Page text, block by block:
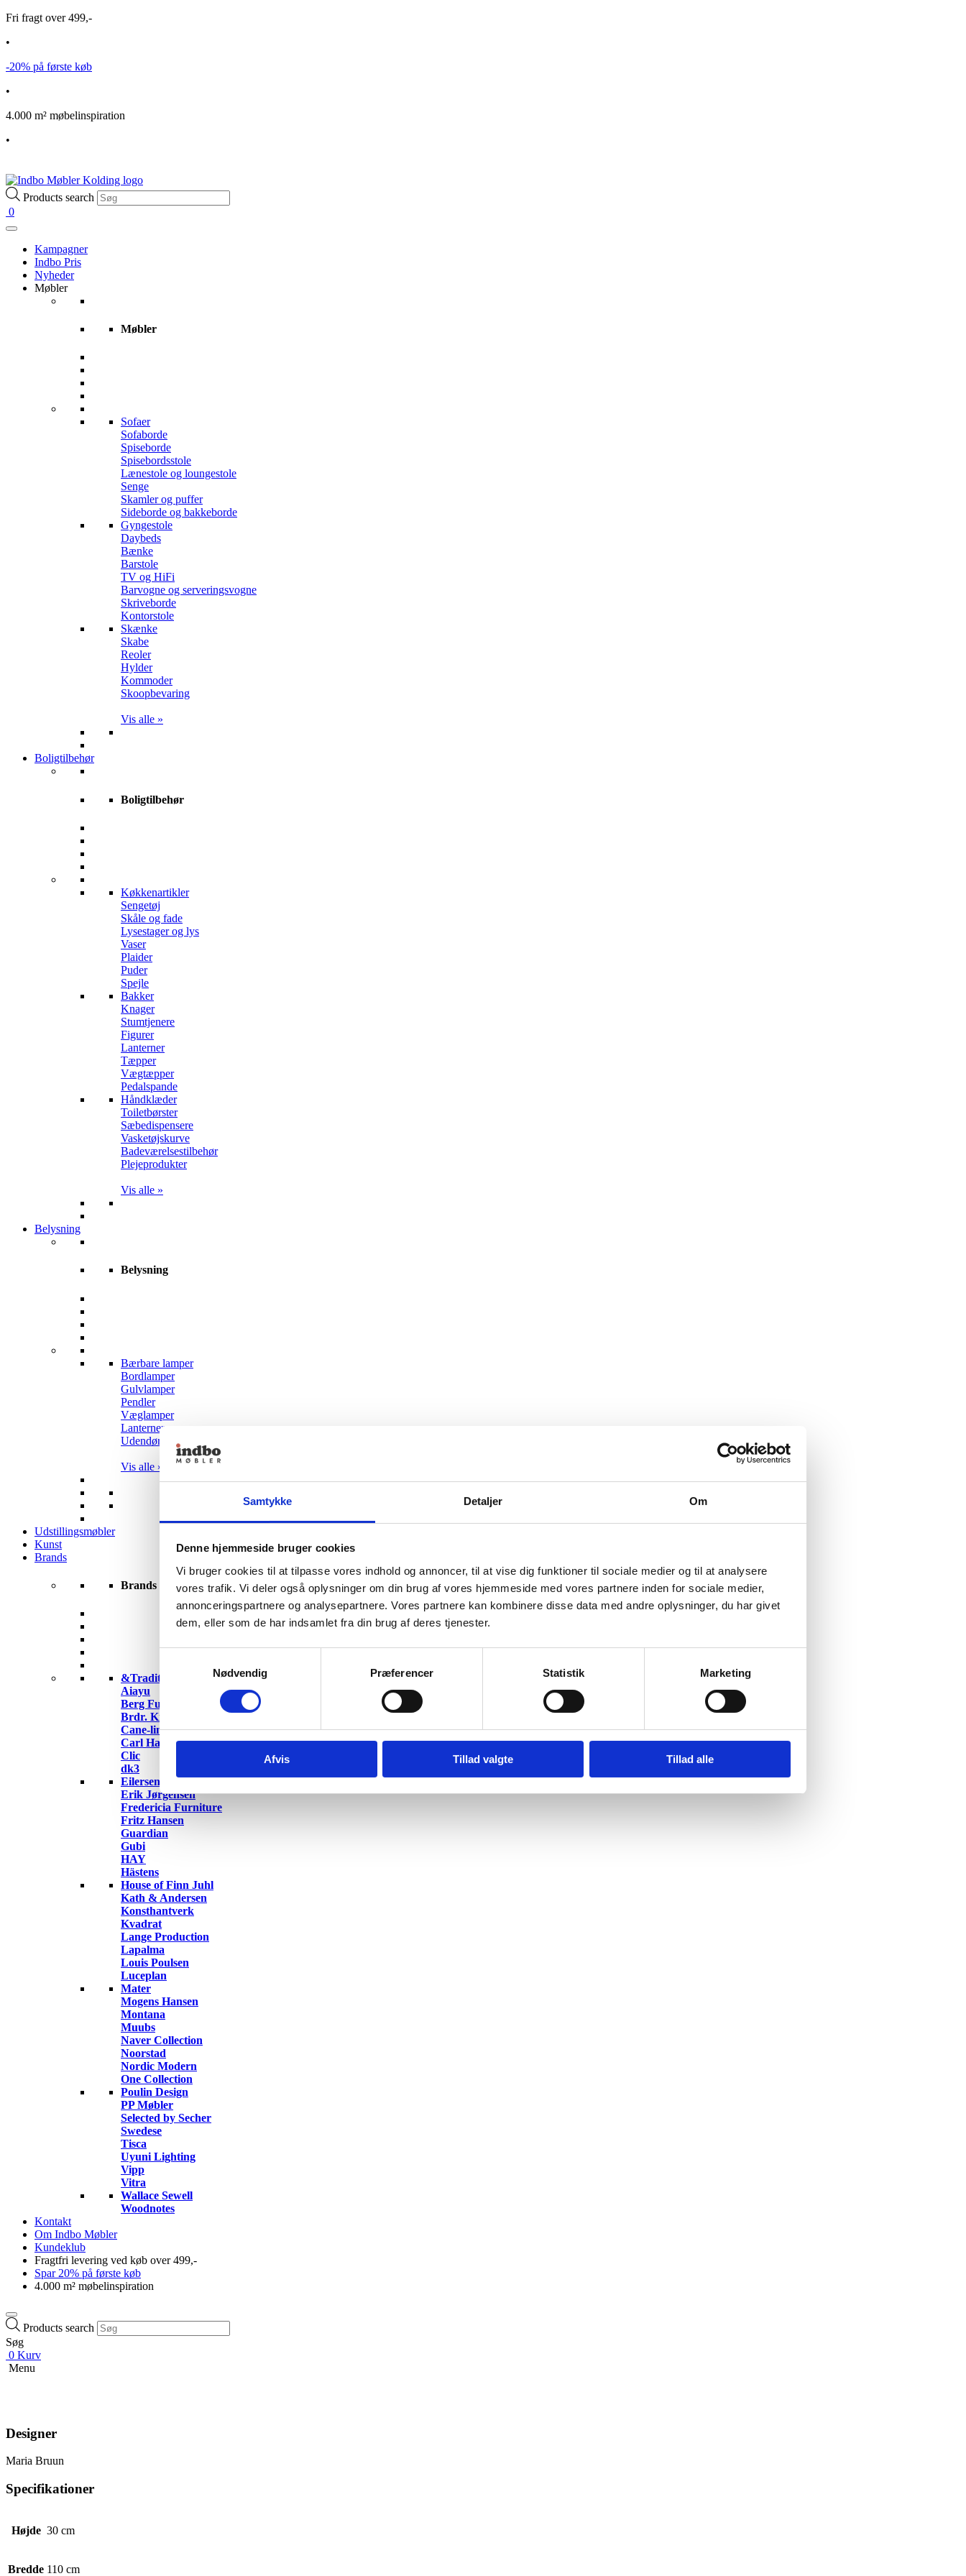
Samtykke Detaljer Om
Denne hjemmeside bruger cookies
Vi bruger cookies til at tilpasse vores indhold og annoncer, til at vise dig funktioner til sociale medier og til at analysere
vores trafik. Vi deler også oplysninger om din brug af vores hjemmeside med vores partnere inden for sociale medier,
annonceringspartnere og analysepartnere. Vores partnere kan kombinere disse data med andre oplysninger, du har givet
dem, eller som de har indsamlet fra din brug af deres tjenester.
Nødvendig
Præferencer Statistik Marketing
Afvis Tillad valgte Tillad alle
Fri fragt over 499,-
•
-20% på første køb
•
4.000 m² møbelinspiration
•
Products search
0
Kampagner
Indbo Pris
Nyheder
Møbler
Møbler
Sofaer
Sofaborde
Spiseborde
Spisebordsstole
Lænestole og loungestole
Senge
Skamler og puffer
Sideborde og bakkeborde
Gyngestole
Daybeds
Bænke
Barstole
TV og HiFi
Barvogne og serveringsvogne
Skriveborde
Kontorstole
Skænke
Skabe
Reoler
Hylder
Kommoder
Skoopbevaring
Vis alle »
Boligtilbehør
Boligtilbehør
Køkkenartikler
Sengetøj
Skåle og fade
Lysestager og lys
Vaser
Plaider
Puder
Spejle
Bakker
Knager
Stumtjenere
Figurer
Lanterner
Tæpper
Vægtæpper
Pedalspande
Håndklæder
Toiletbørster
Sæbedispensere
Vasketøjskurve
Badeværelsestilbehør
Plejeprodukter
Vis alle »
Belysning
Belysning
Bærbare lamper
Bordlamper
Gulvlamper
Pendler
Væglamper
Lanterner
Udendørslamper
Vis alle »
Udstillingsmøbler
Kunst
Brands
Brands
&Tradition
Aiayu
Berg Furniture
Brdr. Krüger
Cane-line
Carl Hansen & Søn
Clic
dk3
Eilersen
Erik Jørgensen
Fredericia Furniture
Fritz Hansen
Guardian
Gubi
HAY
Hästens
House of Finn Juhl
Kath & Andersen
Konsthantverk
Kvadrat
Lange Production
Lapalma
Louis Poulsen
Luceplan
Mater
Mogens Hansen
Montana
Muubs
Naver Collection
Noorstad
Nordic Modern
One Collection
Poulin Design
PP Møbler
Selected by Secher
Swedese
Tisca
Uyuni Lighting
Vipp
Vitra
Wallace Sewell
Woodnotes
Kontakt
Om Indbo Møbler
Kundeklub
Fragtfri levering ved køb over 499,-
Spar 20% på første køb
4.000 m² møbelinspiration
Products search
Søg
0 Kurv
Menu
Designer
Maria Bruun
Specifikationer
Højde 30 cm
Bredde 110 cm